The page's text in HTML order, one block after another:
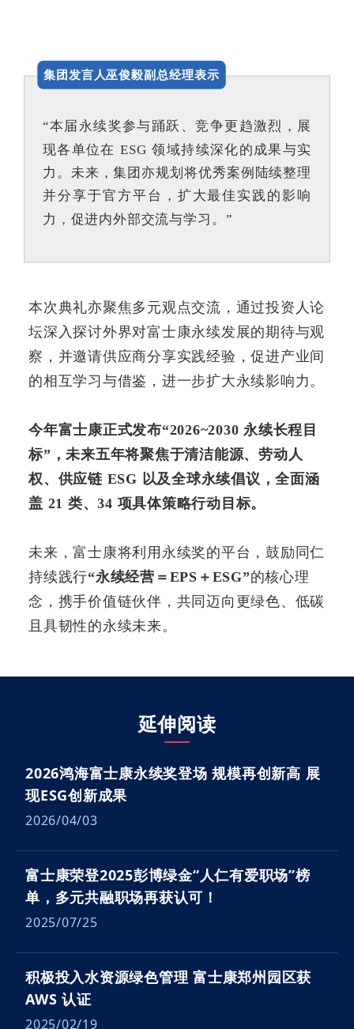
集团发言人巫俊毅副总经理表示
“本届永续奖参与踊跃、竞争更趋激烈，展
现各单位在 ESG 领域持续深化的成果与实
力。未来，集团亦规划将优秀案例陆续整理
并分享于官方平台，扩大最佳实践的影响
力，促进内外部交流与学习。”
本次典礼亦聚焦多元观点交流，通过投资人论
坛深入探讨外界对富士康永续发展的期待与观
察，并邀请供应商分享实践经验，促进产业间
的相互学习与借鉴，进一步扩大永续影响力。
今年富士康正式发布“2026~2030 永续长程目
标”，未来五年将聚焦于清洁能源、劳动人
权、供应链 ESG 以及全球永续倡议，全面涵
盖 21 类、34 项具体策略行动目标。
未来，富士康将利用永续奖的平台，鼓励同仁
持续践行“永续经营＝EPS＋ESG”的核心理
念，携手价值链伙伴，共同迈向更绿色、低碳
且具韧性的永续未来。
延伸阅读
2026鸿海富士康永续奖登场 规模再创新高 展
现ESG创新成果
2026/04/03
富士康荣登2025彭博绿金“人仁有爱职场”榜
单，多元共融职场再获认可！
2025/07/25
积极投入水资源绿色管理 富士康郑州园区获
AWS 认证
2025/02/19